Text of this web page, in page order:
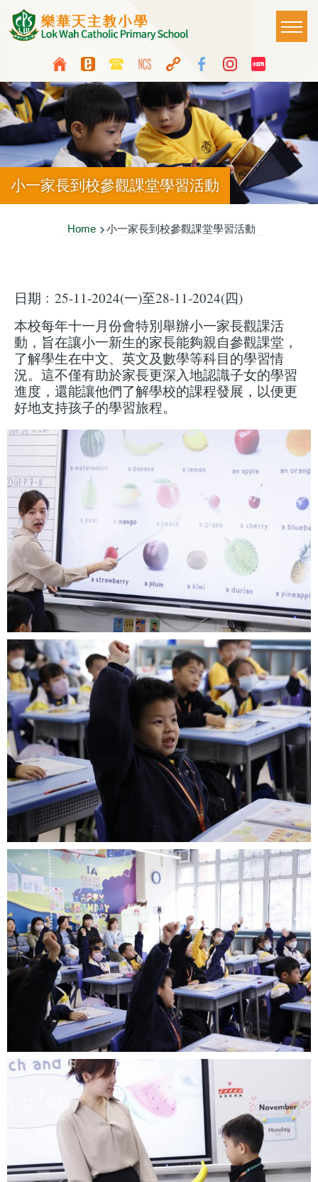
Skip to main content
Top
Media
Icon
Button
Language
switcher
Main
小一家長到校參觀課堂學習活動
Breadcrumb
Home 小一家長到校參觀課堂學習活動
日期﹕25-11-2024(一)至28-11-2024(四)
本校每年十一月份會特別舉辦小一家長觀課活
動，旨在讓小一新生的家長能夠親自參觀課堂，
了解學生在中文、英文及數學等科目的學習情
況。這不僅有助於家長更深入地認識子女的學習
進度，還能讓他們了解學校的課程發展，以便更
好地支持孩子的學習旅程。